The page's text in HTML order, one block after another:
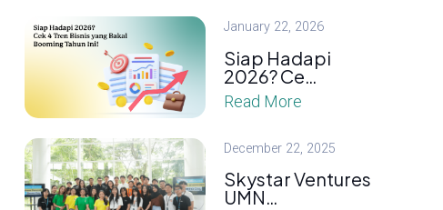
January 22, 2026
Siap Hadapi
2026? Ce…
Read More
December 22, 2025
Skystar Ventures
UMN…